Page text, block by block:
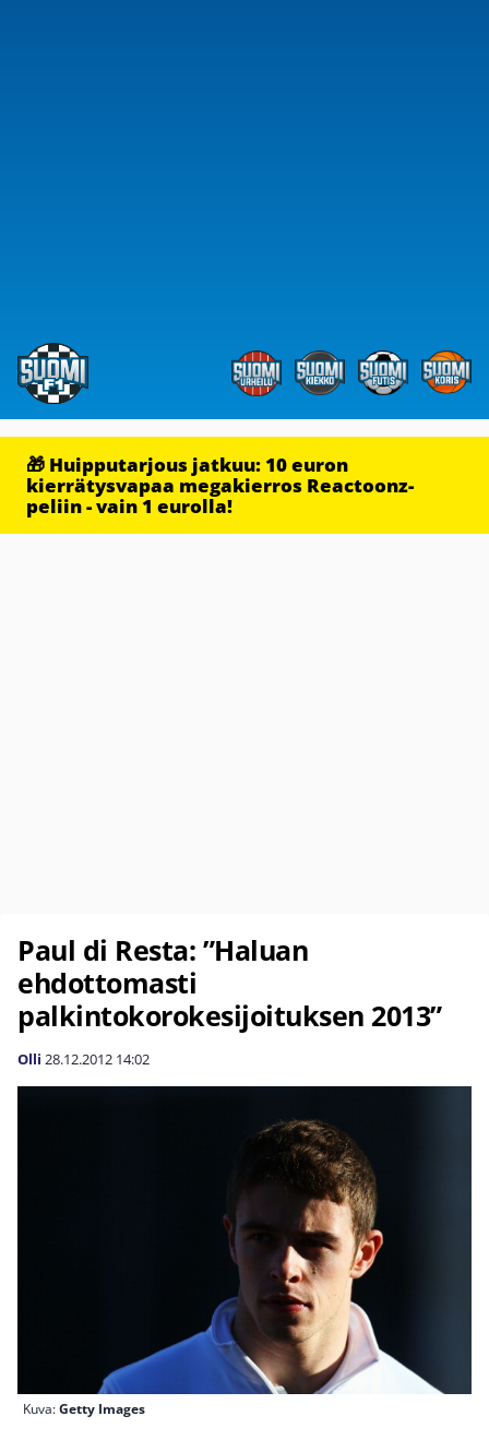
🎁 Huipputarjous jatkuu: 10 euron
kierrätysvapaa megakierros Reactoonz-
peliin - vain 1 eurolla!
Paul di Resta: ”Haluan
ehdottomasti
palkintokorokesijoituksen 2013”
Olli 28.12.2012 14:02
Kuva:Getty Images